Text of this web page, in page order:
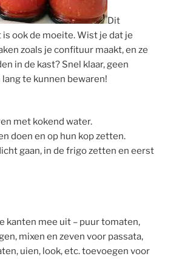
Dit
ook de moeite. Wist je dat je
zoals je confituur maakt, en ze
in de kast? Snel klaar, geen
te kunnen bewaren!
met kokend water.
doen en op hun kop zetten.
gaan, in de frigo zetten en eerst
kanten mee uit – puur tomaten,
mixen en zeven voor passata,
uien, look, etc. toevoegen voor